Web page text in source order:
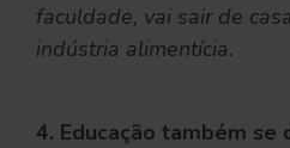
faculdade, vai sair de
indústria alimentícia.
4. Educação também se